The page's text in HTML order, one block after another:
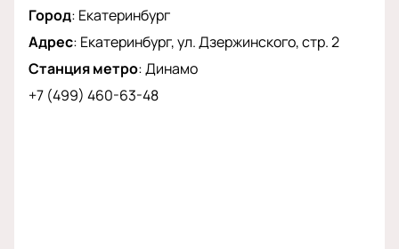
Город: Екатеринбург
Адрес: Екатеринбург, ул. Дзержинского, стр. 2
Станция метро:Динамо
+7 (499) 460-63-48